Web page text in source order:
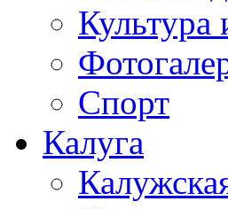
Работа с
Культура
Спорт
Калуга